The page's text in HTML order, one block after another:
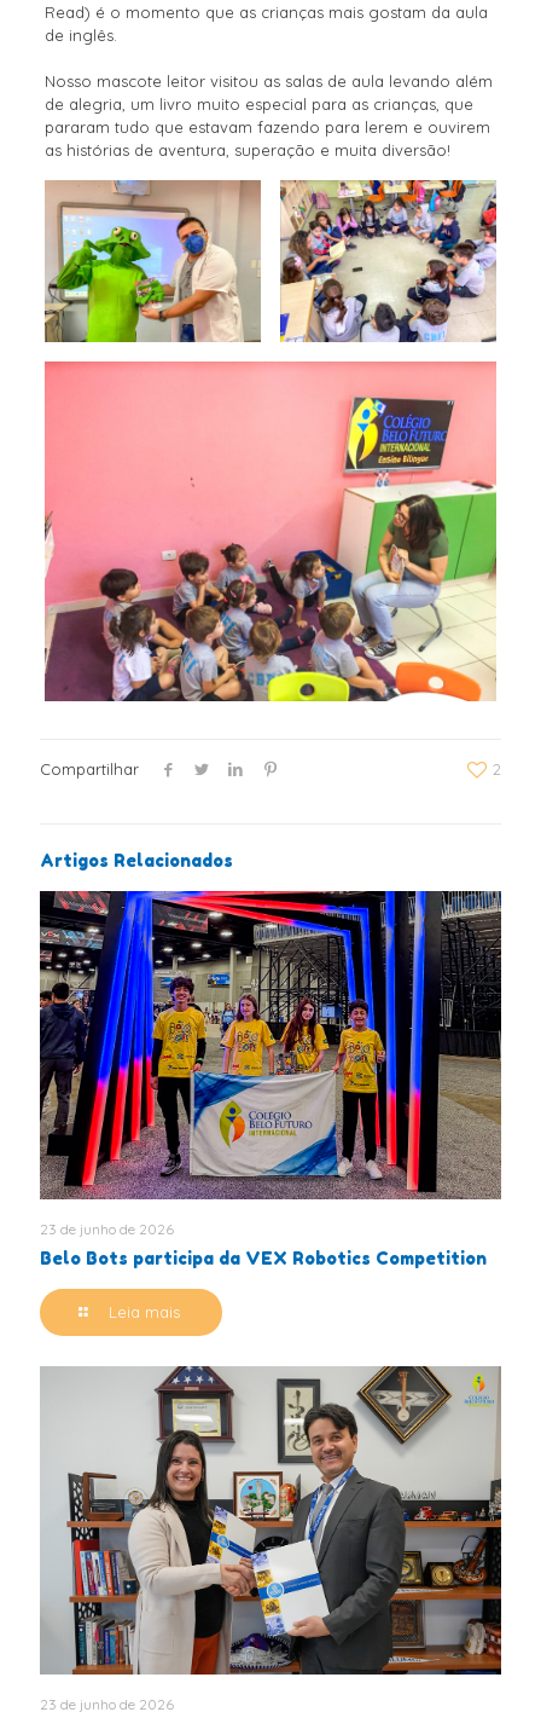
Read) é o momento que as crianças mais gostam da aula
de inglês.
Nosso mascote leitor visitou as salas de aula levando além
de alegria, um livro muito especial para as crianças, que
pararam tudo que estavam fazendo para lerem e ouvirem
as histórias de aventura, superação e muita diversão!
Compartilhar 2
Artigos Relacionados
23 de junho de 2026
Belo Bots participa da VEX Robotics Competition
Leia mais
23 de junho de 2026